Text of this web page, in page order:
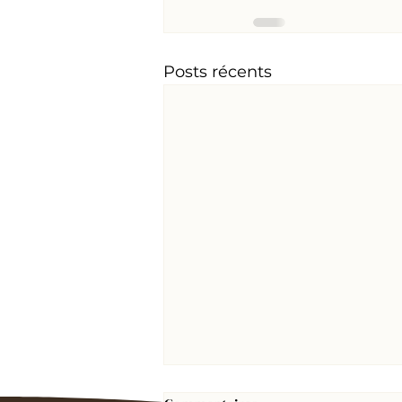
Posts récents
La supervision douce et